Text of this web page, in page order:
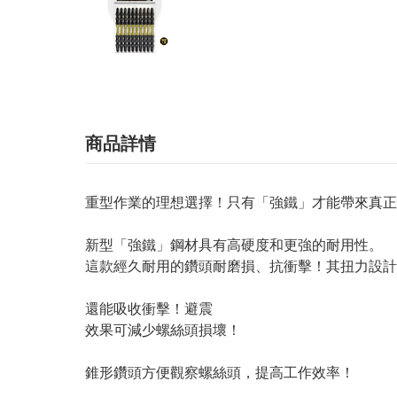
商品詳情
重型作業的理想選擇！只有「強鐵」才能帶來真
新型「強鐵」鋼材具有高硬度和更強的耐用性。
這款經久耐用的鑽頭耐磨損、抗衝擊！其扭力設計
還能吸收衝擊！避震
效果可減少螺絲頭損壞！
錐形鑽頭方便觀察螺絲頭，提高工作效率！